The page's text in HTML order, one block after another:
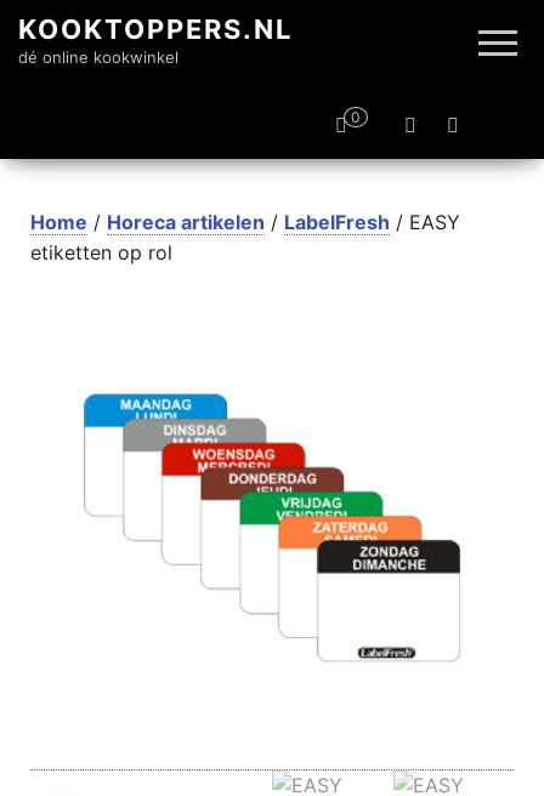
KOOKTOPPERS.NL
dé online kookwinkel
0
Home / Horeca artikelen / LabelFresh / EASY
etiketten op rol